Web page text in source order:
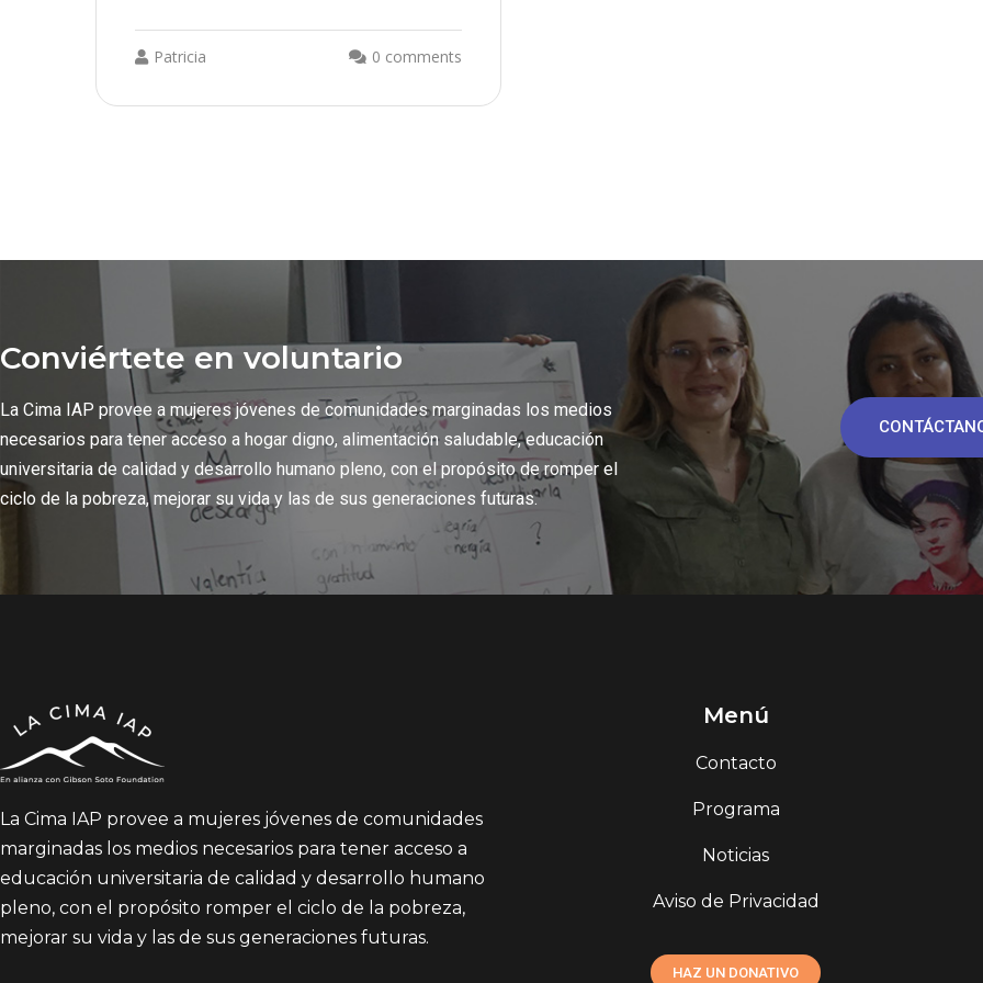
Patricia 0 comments
Conviértete en voluntario
La Cima IAP provee a mujeres jóvenes de comunidades marginadas los medios
necesarios para tener acceso a hogar digno, alimentación saludable, educación
universitaria de calidad y desarrollo humano pleno, con el propósito de romper el
ciclo de la pobreza, mejorar su vida y las de sus generaciones futuras.
La Cima IAP provee a mujeres jóvenes de comunidades
marginadas los medios necesarios para tener acceso a
educación universitaria de calidad y desarrollo humano
pleno, con el propósito romper el ciclo de la pobreza,
mejorar su vida y las de sus generaciones futuras.
Menú
Contacto
Programa
Noticias
Aviso de Privacidad
HAZ UN DONATIVO